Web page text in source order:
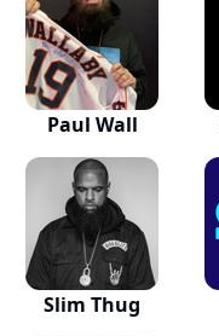
Paul Wall
Slim Thug